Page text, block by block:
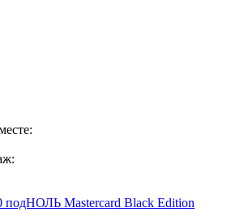
подНОЛЬ Mastercard Black Edition